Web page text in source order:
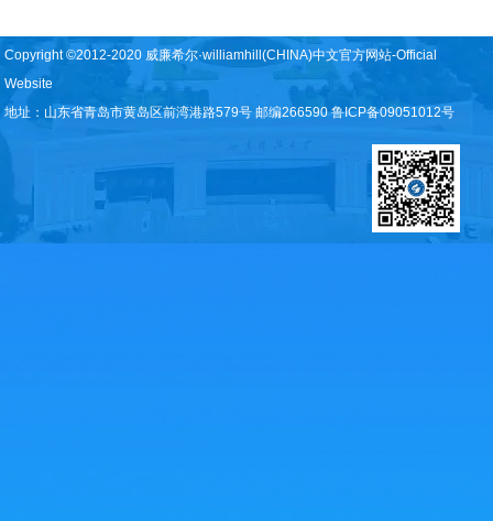
Copyright ©2012-2020 威廉希尔·williamhill(CHINA)中文官方网站-Official
Website
地址：山东省青岛市黄岛区前湾港路579号 邮编266590 鲁ICP备09051012号